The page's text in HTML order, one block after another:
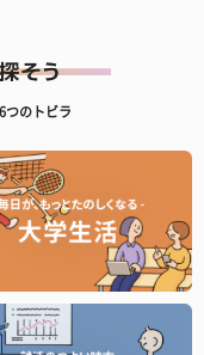
つのトビラ